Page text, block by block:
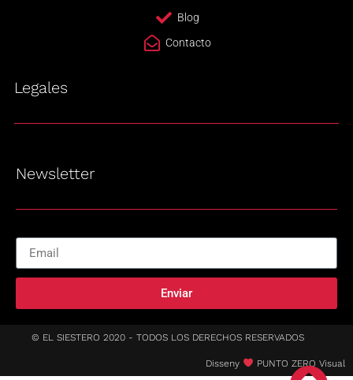
Blog
Contacto
Legales
Newsletter
Enviar
© EL SIESTERO 2020 - TODOS LOS DERECHOS RESERVADOS
Disseny PUNTO ZERO Visual